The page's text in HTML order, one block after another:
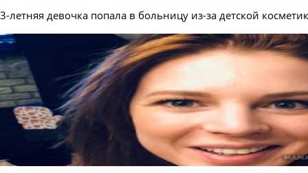
3-летняя девочка попала в больницу из-за детской